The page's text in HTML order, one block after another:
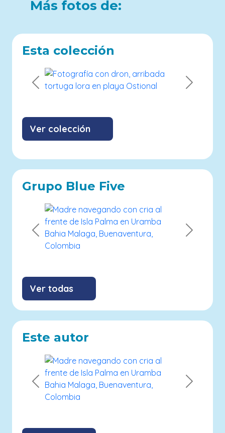
Más fotos de:
Esta colección
Previous Next
Ver colección
Grupo Blue Five
Previous Next
Ver todas
Este autor
Previous Next